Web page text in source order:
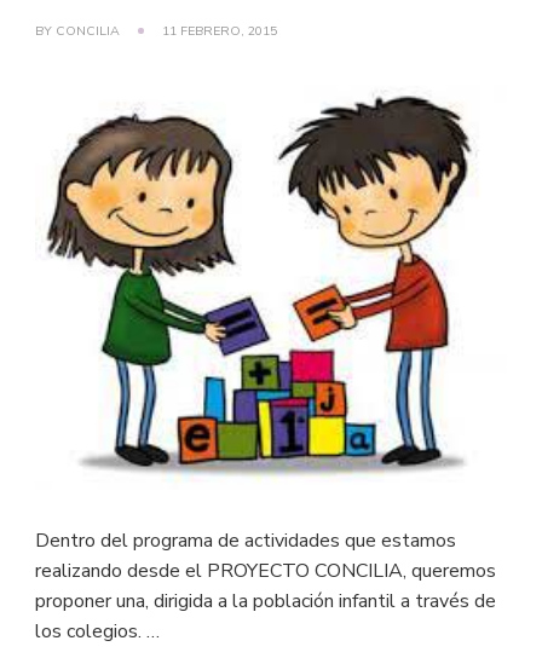
BY CONCILIA 11 FEBRERO, 2015
Dentro del programa de actividades que estamos
realizando desde el PROYECTO CONCILIA, queremos
proponer una, dirigida a la población infantil a través de
los colegios. …